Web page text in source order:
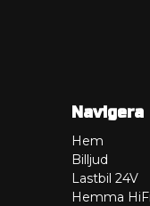
Navigera
Hem
Billjud
Lastbil 24V
Hemma HiFi